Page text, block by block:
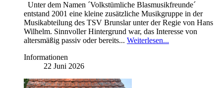
Unter dem Namen ´Volkstümliche Blasmusikfreunde´
entstand 2001 eine kleine zusätzliche Musikgruppe in der
Musikabteilung des TSV Brunslar unter der Regie von Hans
Wilhelm. Sinnvoller Hintergrund war, das Interesse von
altersmäßig passiv oder bereits... Weiterlesen...
Informationen
22 Juni 2026